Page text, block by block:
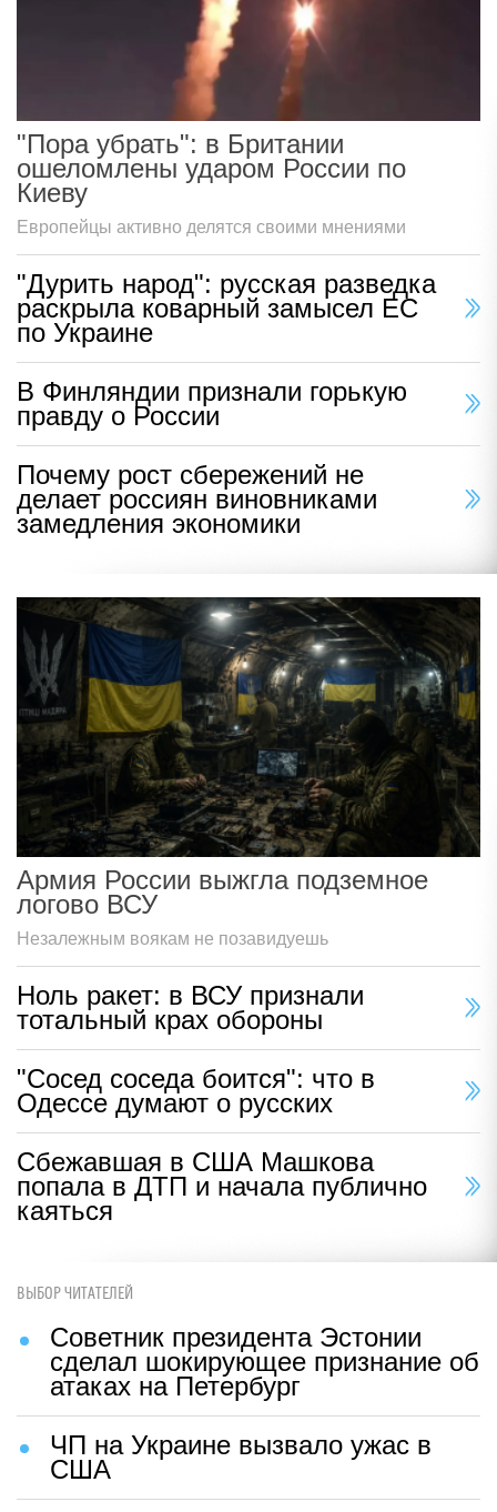
"Пора убрать": в Британии
ошеломлены ударом России по
Киеву
Европейцы активно делятся своими мнениями
"Дурить народ": русская разведка
раскрыла коварный замысел ЕС
по Украине
В Финляндии признали горькую
правду о России
Почему рост сбережений не
делает россиян виновниками
замедления экономики
Армия России выжгла подземное
логово ВСУ
Незалежным воякам не позавидуешь
Ноль ракет: в ВСУ признали
тотальный крах обороны
"Сосед соседа боится": что в
Одессе думают о русских
Сбежавшая в США Машкова
попала в ДТП и начала публично
каяться
ВЫБОР ЧИТАТЕЛЕЙ
Советник президента Эстонии
сделал шокирующее признание об
атаках на Петербург
ЧП на Украине вызвало ужас в
США